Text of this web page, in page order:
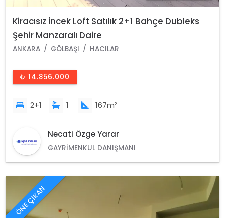
Kiracısız İncek Loft Satılık 2+1 Bahçe Dubleks
Şehir Manzaralı Daire
ANKARA GÖLBAŞI HACILAR
₺ 14.856.000
2+1 1 167m²
Necati Özge Yarar
GAYRIMENKUL DANIŞMANI
ÖNE ÇIKAN